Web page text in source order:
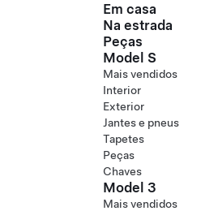
Ir para o conteúdo principal
Em casa
Na estrada
Peças
Model S
Mais vendidos
Interior
Exterior
Jantes e pneus
Tapetes
Peças
Chaves
Model 3
Mais vendidos